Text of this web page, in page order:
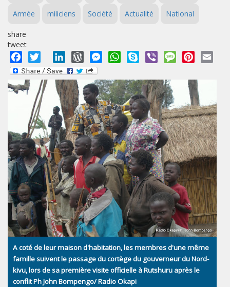
Armée miliciens Société Actualité National
share
tweet
Facebook
Twitter LinkedInWordPressMessengerWhatsApp
Skype Viber MessagePinterest
A coté de leur maison d'habitation, les membres d'une même
famille suivent le passage du cortège du gouverneur du Nord-
kivu, lors de sa première visite officielle à Rutshuru après le
conflit Ph John Bompengo/ Radio Okapi